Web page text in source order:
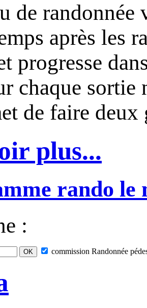
de randonnée
après les
progresse
chaque sortie
de faire
plus...
rando le
:
commission Randonnée